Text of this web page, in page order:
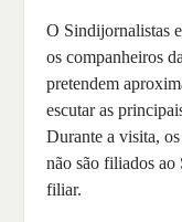
O Sindijornalistas
os companheiros
pretendem
escutar as
Durante a visita,
não são filiados ao
filiar.